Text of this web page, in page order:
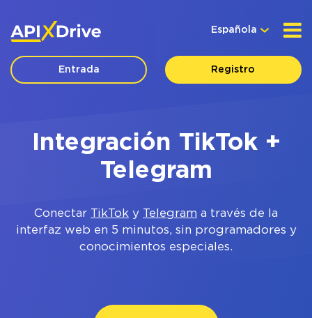
Española
Entrada Registro
Integración TikTok +
Telegram
Conectar TikTok y Telegram a través de la
interfaz web en 5 minutos, sin programadores y
conocimientos especiales.